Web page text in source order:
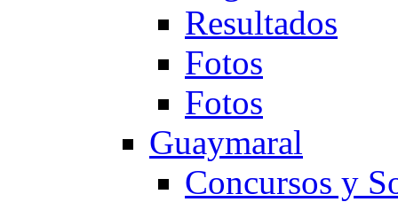
Resultados
Fotos
Fotos
Guaymaral
Concursos y